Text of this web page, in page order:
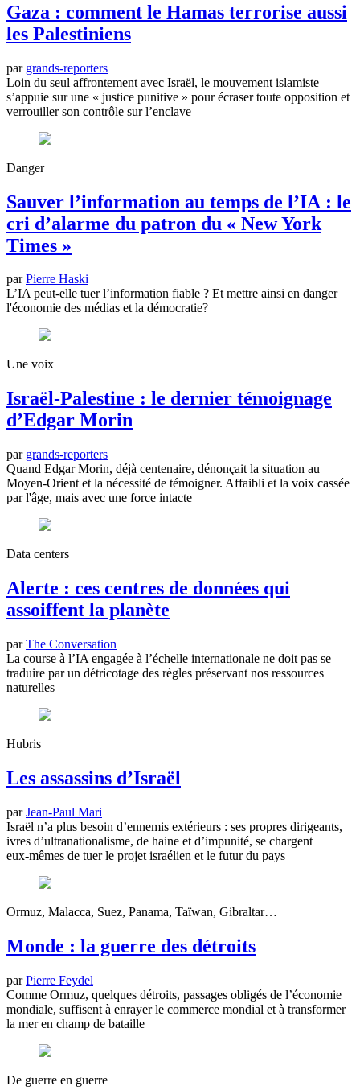
Gaza : comment le Hamas terrorise aussi
les Palestiniens
par grands-reporters
Loin du seul affrontement avec Israël, le mouvement islamiste
s’appuie sur une « justice punitive » pour écraser toute opposition et
verrouiller son contrôle sur l’enclave
Danger
Sauver l’information au temps de l’IA : le
cri d’alarme du patron du « New York
Times »
parPierre Haski
L’IA peut-elle tuer l’information fiable ? Et mettre ainsi en danger
l'économie des médias et la démocratie?
Une voix
Israël-Palestine : le dernier témoignage
d’Edgar Morin
par grands-reporters
Quand Edgar Morin, déjà centenaire, dénonçait la situation au
Moyen-Orient et la nécessité de témoigner. Affaibli et la voix cassée
par l'âge, mais avec une force intacte
Data centers
Alerte : ces centres de données qui
assoiffent la planète
parThe Conversation
La course à l’IA engagée à l’échelle internationale ne doit pas se
traduire par un détricotage des règles préservant nos ressources
naturelles
Hubris
Les assassins d’Israël
parJean-Paul Mari
Israël n’a plus besoin d’ennemis extérieurs : ses propres dirigeants,
ivres d’ultranationalisme, de haine et d’impunité, se chargent
eux‑mêmes de tuer le projet israélien et le futur du pays
Ormuz, Malacca, Suez, Panama, Taïwan, Gibraltar…
Monde : la guerre des détroits
parPierre Feydel
Comme Ormuz, quelques détroits, passages obligés de l’économie
mondiale, suffisent à enrayer le commerce mondial et à transformer
la mer en champ de bataille
De guerre en guerre